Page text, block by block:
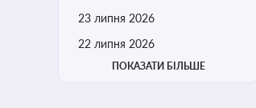
23 липня 2026
22 липня 2026
ПОКАЗАТИ БІЛЬШЕ